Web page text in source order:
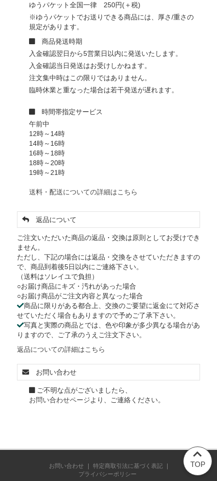
ゆうパケット全国一律 250円(＋税)
※ゆうパケットでお送りできる商品には、厚さ/重さの
規定があります。
商品発送時期
入金確認翌日から5営業日以内に発送いたします。
入金確認当日発送はお受けしかねます。
注文集中時はこの限りではありません。
臨時休業と重なった場合は若干発送が遅れます。
時間帯指定サービス
午前中
12時～14時
14時～16時
16時～18時
18時～20時
19時～21時
送料・配送についての詳細はこちら
返品について
ご注文いただいた商品の返品・交換は原則としてお受けでき
ません。
ただし、下記の場合には返品・交換をさせていただきますの
で、商品到着後5日以内にご連絡下さい。
（送料はソレイユで負担）
○お届け商品にキズ・汚れがあった場合
○お届け商品がご注文内容と異なった場合
商品に限りがある都合上、交換のご要望に返金にて対応さ
せていただく場合もありますので予めご了承下さい。
写真と実際の商品とでは、色や印象が多少異なる場合があ
りますので、ご了承のうえご注文下さい。
返品についての詳細はこちら
お問い合わせ
ご不明な点がございましたら、
お問い合わせページより、ご連絡ください。
TOP
お問い合わせ 特定商取引法に基づく表記
プライバシーポリシー